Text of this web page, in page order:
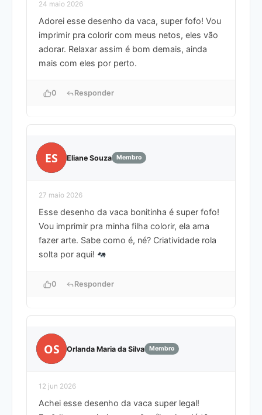
24 maio 2026
Adorei esse desenho da vaca, super fofo! Vou
imprimir pra colorir com meus netos, eles vão
adorar. Relaxar assim é bom demais, ainda
mais com eles por perto.
0 Responder
ES Eliane Souza Membro
27 maio 2026
Esse desenho da vaca bonitinha é super fofo!
Vou imprimir pra minha filha colorir, ela ama
fazer arte. Sabe como é, né? Criatividade rola
solta por aqui!
0 Responder
OS Orlanda Maria da Silva Membro
12 jun 2026
Achei esse desenho da vaca super legal!